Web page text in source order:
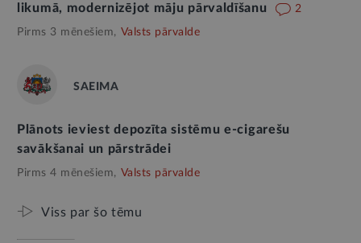
likumā, modernizējot māju pārvaldīšanu
2
Pirms 3 mēnešiem, Valsts pārvalde
SAEIMA
Plānots ieviest depozīta sistēmu e-cigarešu
savākšanai un pārstrādei
Pirms 4 mēnešiem, Valsts pārvalde
Viss par šo tēmu